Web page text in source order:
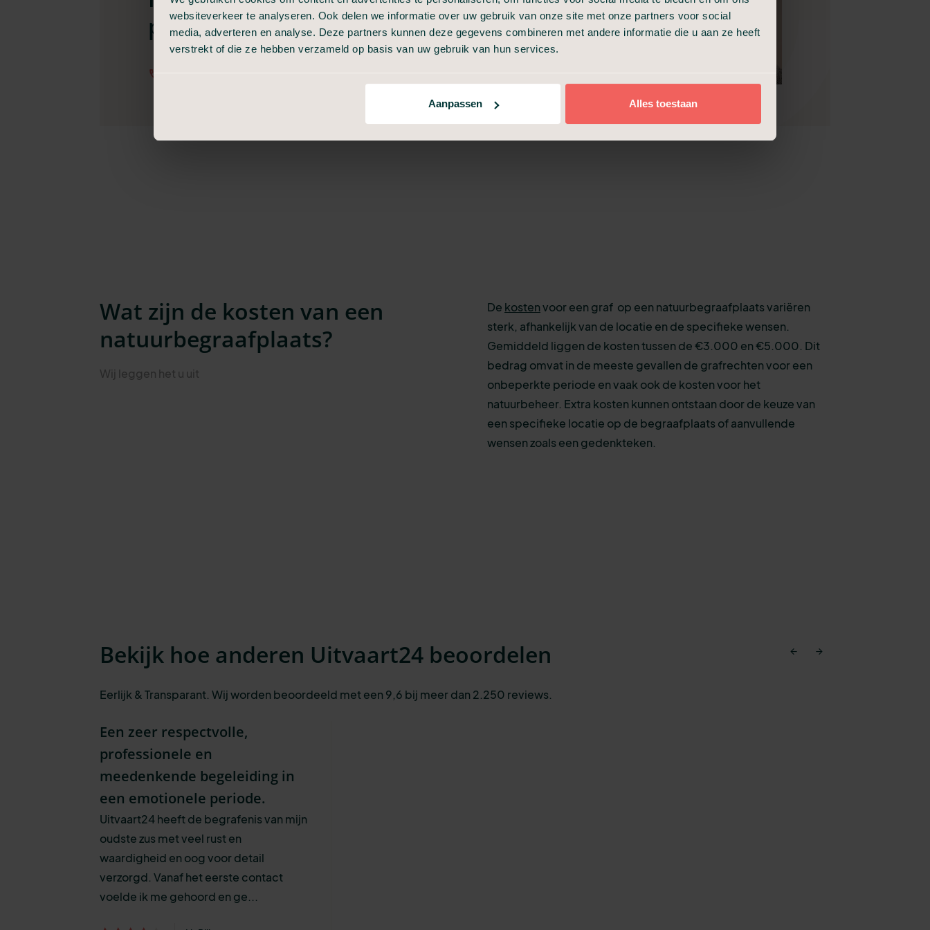
websiteverkeer te analyseren. Ook delen we informatie over uw gebruik van onze site met onze partners voor social
media, adverteren en analyse. Deze partners kunnen deze gegevens combineren met andere informatie die u aan ze heeft
verstrekt of die ze hebben verzameld op basis van uw gebruik van hun services.
Aanpassen Alles toestaan
per dag voor u klaar
Wat zijn de kosten van een
natuurbegraafplaats?
Wij leggen het u uit
De kostenvoor een graf op een natuurbegraafplaats variëren
sterk, afhankelijk van de locatie en de specifieke wensen.
Gemiddeld liggen de kosten tussen de €3.000 en €5.000. Dit
bedrag omvat in de meeste gevallen de grafrechten voor een
onbeperkte periode en vaak ook de kosten voor het
natuurbeheer. Extra kosten kunnen ontstaan door de keuze van
een specifieke locatie op de begraafplaats of aanvullende
wensen zoals een gedenkteken.
Bekijk hoe anderen Uitvaart24 beoordelen
Eerlijk & Transparant. Wij worden beoordeeld met een 9,6 bij meer dan 2.250 reviews.
Een zeer respectvolle,
professionele en
meedenkende begeleiding in
een emotionele periode.
Uitvaart24 heeft de begrafenis van mijn
oudste zus met veel rust en
waardigheid en oog voor detail
verzorgd. Vanaf het eerste contact
voelde ik me gehoord en ge...